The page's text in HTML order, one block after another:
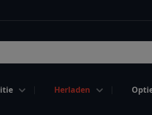
Herladen